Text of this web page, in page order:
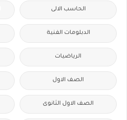
الحاسب الالى
الدبلومات الفنية
الرياضيات
الصف الاول
الصف الاول الثانوى